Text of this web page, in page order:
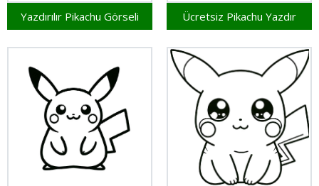
Yazdırılır Pikachu Görseli Ücretsiz Pikachu Yazdır